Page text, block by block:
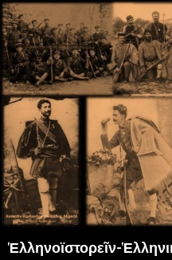
Ἑλληνοϊστορεῖν-